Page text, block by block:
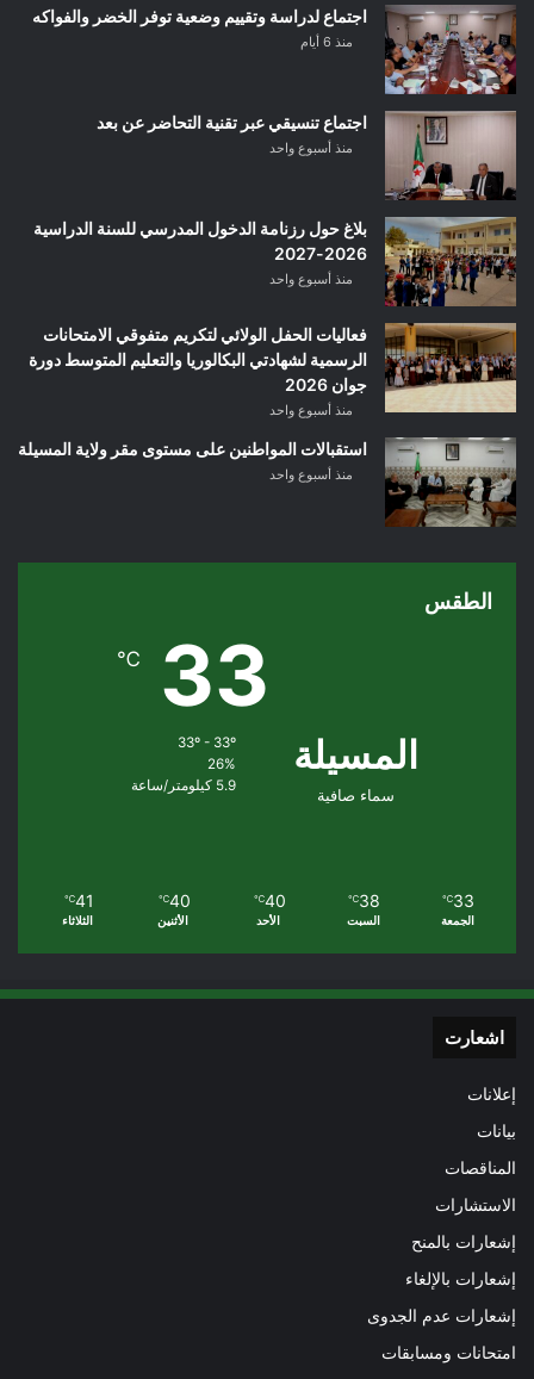
اجتماع لدراسة وتقييم وضعية توفر الخضر والفواكه
منذ 6 أيام
اجتماع تنسيقي عبر تقنية التحاضر عن بعد
منذ أسبوع واحد
بلاغ حول رزنامة الدخول المدرسي للسنة الدراسية
2026-2027
منذ أسبوع واحد
فعاليات الحفل الولائي لتكريم متفوقي الامتحانات
الرسمية لشهادتي البكالوريا والتعليم المتوسط دورة
جوان 2026
منذ أسبوع واحد
استقبالات المواطنين على مستوى مقر ولاية المسيلة
منذ أسبوع واحد
الطقس
المسيلة
سماء صافية
33
℃
33º - 33º
26%
5.9 كيلومتر/ساعة
33
℃
الجمعة
38
℃
السبت
40
℃
الأحد
40
℃
الأثنين
41
℃
الثلاثاء
اشعارت
إعلانات
بيانات
المناقصات
الاستشارات
إشعارات بالمنح
إشعارات بالإلغاء
إشعارات عدم الجدوى
امتحانات ومسابقات